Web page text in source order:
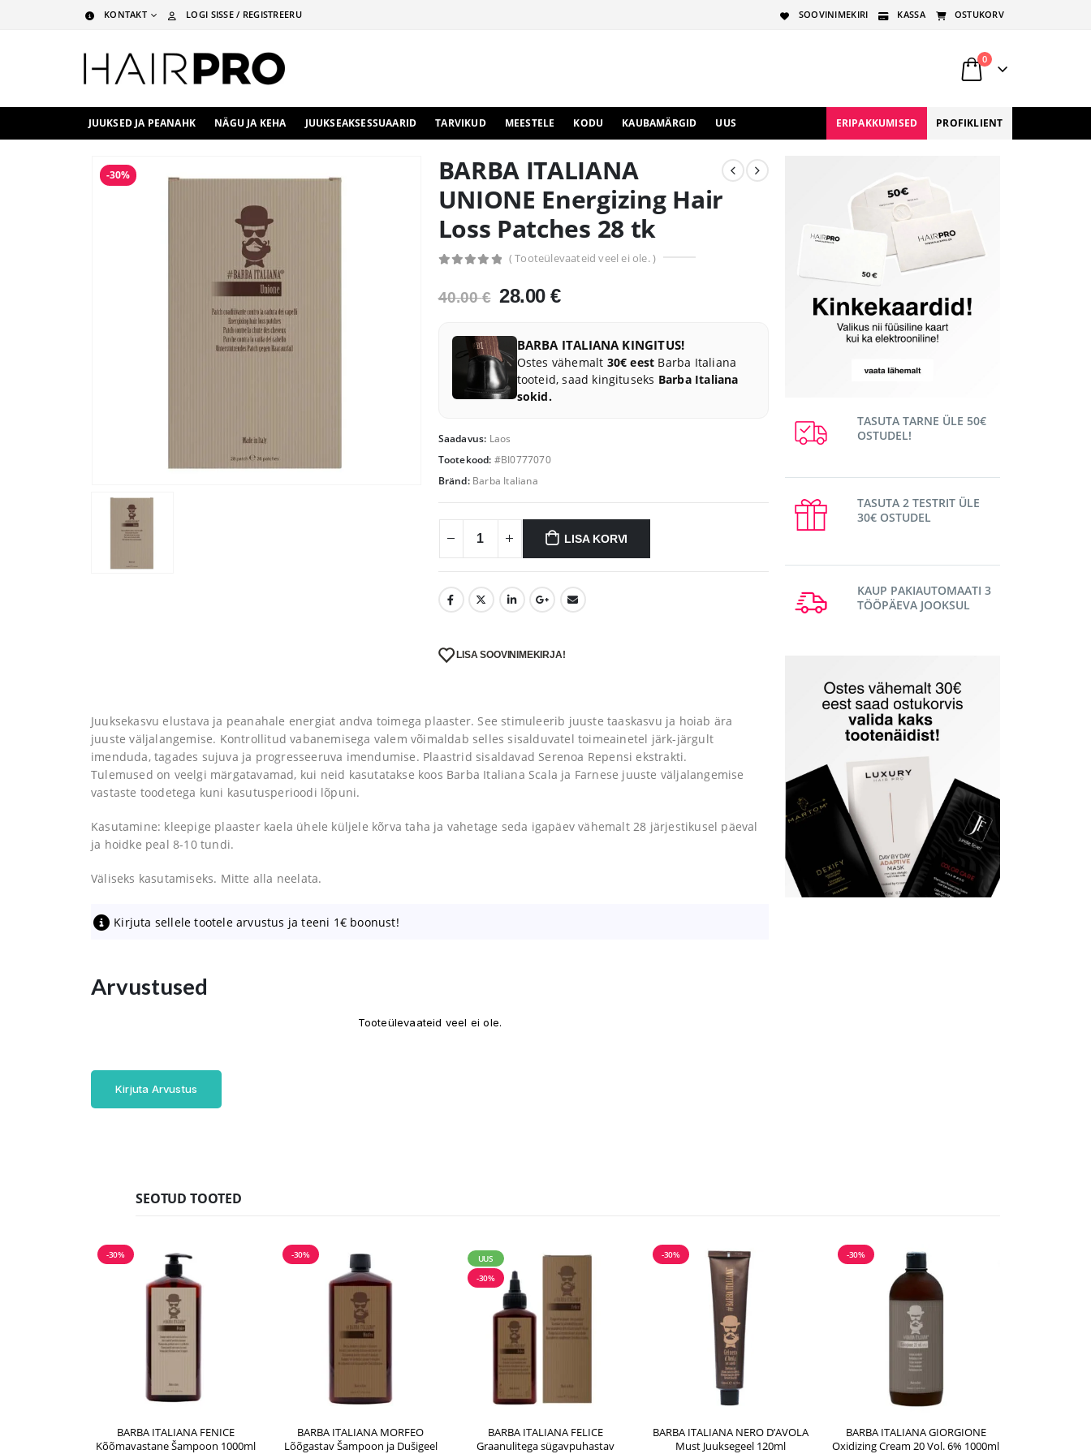
KONTAKT LOGI SISSE / REGISTREERU SOOVINIMEKIRI KASSA OSTUKORV
0
JUUKSED JA PEANAHK NÄGU JA KEHA JUUKSEAKSESSUAARID TARVIKUD MEESTELE KODU KAUBAMÄRGID UUS ERIPAKKUMISED PROFIKLIENT
-30%
BARBA ITALIANA
UNIONE Energizing Hair
Loss Patches 28 tk
( Tooteülevaateid veel ei ole. )
40.00€ Algne
oli:
40.00 €.
28.00€Praegune
28.00 €.
BARBA ITALIANA KINGITUS!
Ostes vähemalt 30€ eest Barba Italiana
tooteid, saad kingituseks Barba Italiana
sokid.
Saadavus: Laos
Tootekood: #BI0777070
Bränd: Barba Italiana
LISA KORVI
LISA SOOVINIMEKIRJA!
Juuksekasvu elustava ja peanahale energiat andva toimega plaaster. See stimuleerib juuste taaskasvu ja hoiab ära
juuste väljalangemise. Kontrollitud vabanemisega valem võimaldab selles sisalduvatel toimeainetel järk-järgult
imenduda, tagades sujuva ja progresseeruva imendumise. Plaastrid sisaldavad Serenoa Repensi ekstrakti.
Tulemused on veelgi märgatavamad, kui neid kasutatakse koos Barba Italiana Scala ja Farnese juuste väljalangemise
vastaste toodetega kuni kasutusperioodi lõpuni.
Kasutamine: kleepige plaaster kaela ühele küljele kõrva taha ja vahetage seda igapäev vähemalt 28 järjestikusel päeval
ja hoidke peal 8-10 tundi.
Väliseks kasutamiseks. Mitte alla neelata.
Kirjuta sellele tootele arvustus ja teeni 1€ boonust!
Arvustused
Tooteülevaateid veel ei ole.
Kirjuta Arvustus
TASUTA TARNE ÜLE 50€
OSTUDEL!
TASUTA 2 TESTRIT ÜLE
30€ OSTUDEL
KAUP PAKIAUTOMAATI 3
TÖÖPÄEVA JOOKSUL
SEOTUD TOOTED
-30%
BARBA ITALIANA FENICE
Kõõmavastane Šampoon 1000ml
-30%
BARBA ITALIANA MORFEO
Lõõgastav Šampoon ja Dušigeel
UUS
-30%
BARBA ITALIANA FELICE
Graanulitega sügavpuhastav
-30%
BARBA ITALIANA NERO D’AVOLA
Must Juuksegeel 120ml
-30%
BARBA ITALIANA GIORGIONE
Oxidizing Cream 20 Vol. 6% 1000ml